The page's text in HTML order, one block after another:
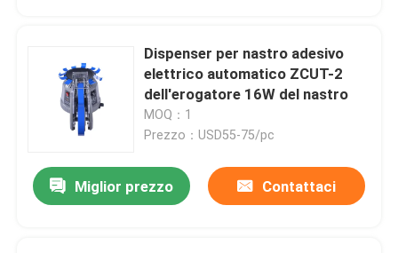
Dispenser per nastro adesivo
elettrico automatico ZCUT-2
dell'erogatore 16W del nastro
MOQ：1
Prezzo：USD55-75/pc
Miglior prezzo Contattaci